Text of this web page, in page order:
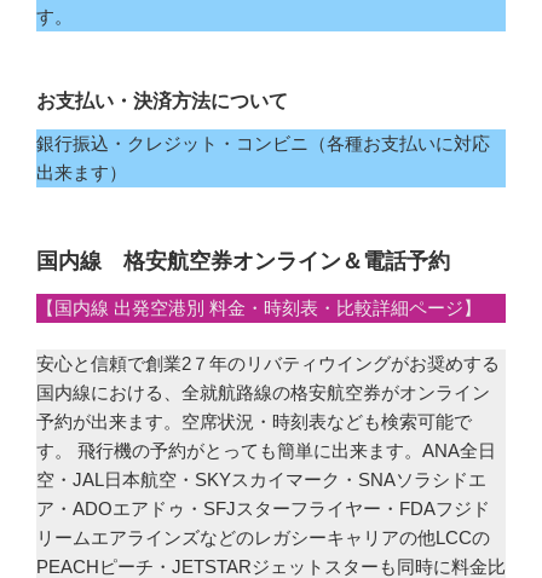
す。
お支払い・決済方法について
銀行振込・クレジット・コンビニ（各種お支払いに対応
出来ます）
国内線 格安航空券オンライン＆電話予約
【国内線 出発空港別 料金・時刻表・比較詳細ページ】
安心と信頼で創業2７年のリバティウイングがお奨めする
国内線における、全就航路線の格安航空券がオンライン
予約が出来ます。空席状況・時刻表なども検索可能で
す。 飛行機の予約がとっても簡単に出来ます。ANA全日
空・JAL日本航空・SKYスカイマーク・SNAソラシドエ
ア・ADOエアドゥ・SFJスターフライヤー・FDAフジド
リームエアラインズなどのレガシーキャリアの他LCCの
PEACHピーチ・JETSTARジェットスターも同時に料金比